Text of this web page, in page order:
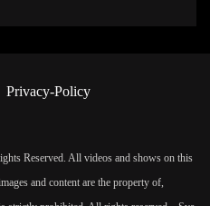
Privacy-Policy
Reserved. All videos and shows on this
and content are the property of,